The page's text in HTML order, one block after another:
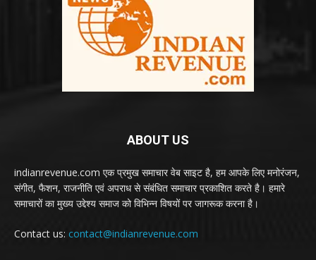
ABOUT US
indianrevenue.com एक प्रमुख समाचार वेब साइट है, हम आपके लिए मनोरंजन,
संगीत, फैशन, राजनीति एवं अपराध से संबंधित समाचार प्रकाशित करते है। हमारे
समाचारों का मुख्य उद्देश्य समाज को विभिन्न विषयों पर जागरूक करना है।
Contact us: contact@indianrevenue.com